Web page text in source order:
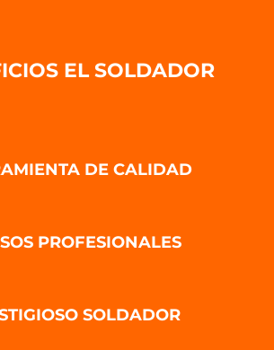
EL SOLDADOR
DE CALIDAD
PROFESIONALES
SOLDADOR